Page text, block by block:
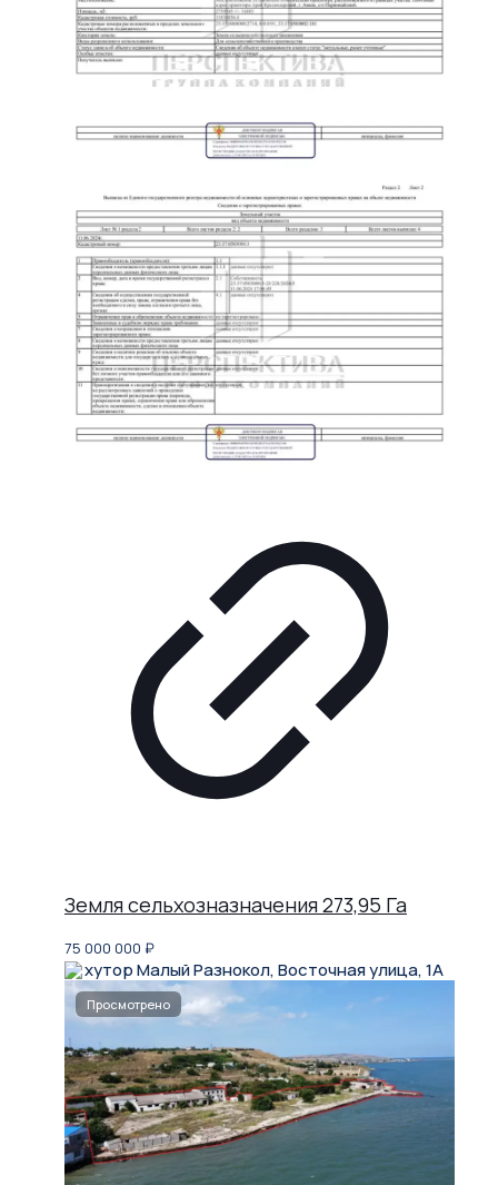
Земля сельхозназначения 273,95 Га
75 000 000 ₽
хутор Малый Разнокол, Восточная улица, 1А